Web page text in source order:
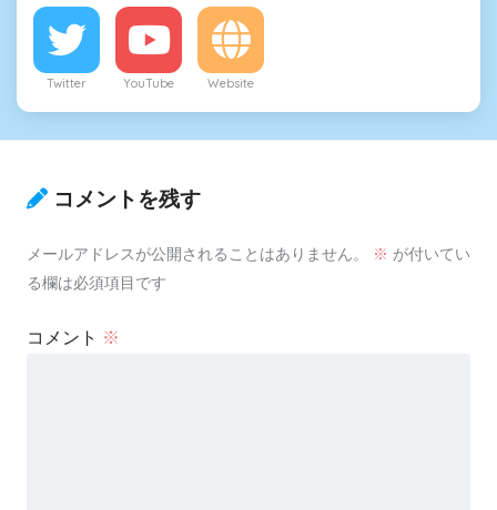
Twitter YouTube Website
コメントを残す
メールアドレスが公開されることはありません。 ※ が付いてい
る欄は必須項目です
コメント ※